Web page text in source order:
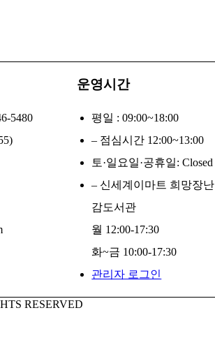
5480
운영시간
평일 : 09:00~18:00
– 점심시간 12:00~13:00
토·일요일·공휴일: Closed
– 신세계이마트 희망장난
감도서관
월 12:00-17:30
화~금 10:00-17:30
관리자 로그인
RESERVED